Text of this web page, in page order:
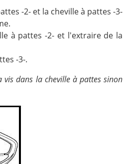
-2- et la cheville à pattes -3-
à pattes -2- et l'extraire de la
-3-.
dans la cheville à pattes sinon